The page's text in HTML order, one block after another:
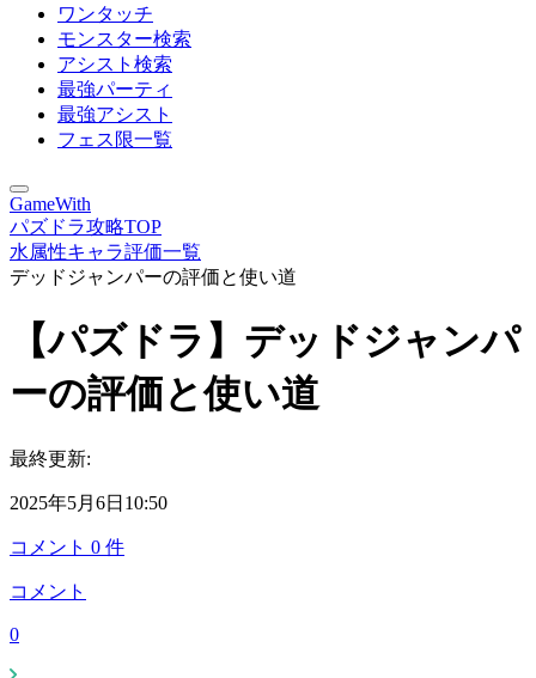
ワンタッチ
モンスター検索
アシスト検索
最強パーティ
最強アシスト
フェス限一覧
GameWith
パズドラ攻略TOP
水属性キャラ評価一覧
デッドジャンパーの評価と使い道
【パズドラ】デッドジャンパ
ーの評価と使い道
最終更新:
2025年5月6日10:50
コメント 0 件
コメント
0